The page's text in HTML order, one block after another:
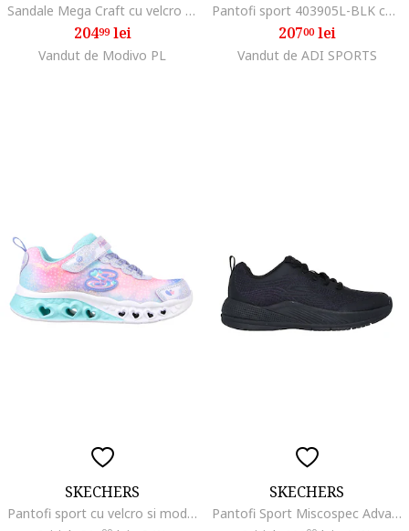
Sandale Mega Craft cu velcro si talpa plata, Negru
20499lei
Vandut de Modivo PL
Pantofi sport 403905L-BLK cu plasa velcro pentru zi cu zi
20700lei
Vandut de ADI SPORTS
SKECHERS
Pantofi sport cu velcro si model colorblock Flutter Heart Lights, Multicolor
SKECHERS
Pantofi Sport Miscospec Advance JR 303576L-BBK, Fete, Negru